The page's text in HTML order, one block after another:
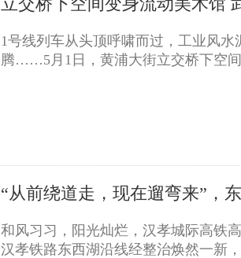
1号线列车从头顶呼啸而过，工业风
腾……5月1日，黄浦大街立交桥下空
“从前绕道走，现在遛弯来”，
和风习习，阳光灿烂，汉孝城际高铁
汉孝铁路东西湖沿线经整治焕然一